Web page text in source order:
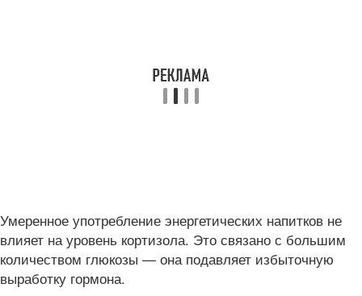
Умеренное употребление энергетических напитков не
влияет на уровень кортизола. Это связано с большим
количеством глюкозы — она подавляет избыточную
выработку гормона.